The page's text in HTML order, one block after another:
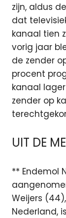
zijn, aldus
dat
kanaal tien
vorig jaar
de zender
procent
kanaal
zender op
UIT DE
** Endemol
Weijers
Nederland,